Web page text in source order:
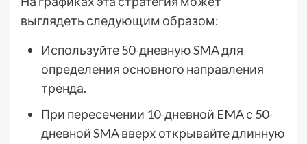
выглядеть следующим образом:
Используйте 50-дневную SMA для
определения основного направления
тренда.
При пересечении 10-дневной EMA с 50-
дневной SMA вверх открывайте длинную